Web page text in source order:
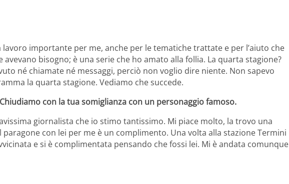
importante per me, anche per le tematiche trattate e per l’aiuto che
avevano bisogno; è una serie che ho amato alla follia. La quarta stagione?
né chiamate né messaggi, perciò non voglio dire niente. Non sapevo
la quarta stagione. Vediamo che succede.
con la tua somiglianza con un personaggio famoso.
giornalista che io stimo tantissimo. Mi piace molto, la trovo una
paragone con lei per me è un complimento. Una volta alla stazione Termini
e si è complimentata pensando che fossi lei. Mi è andata comunque